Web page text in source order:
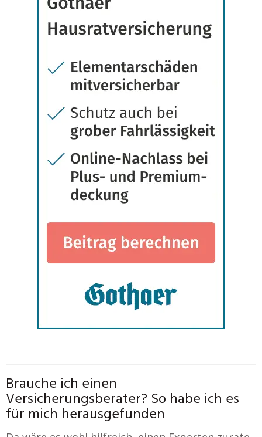
Brauche ich einen
Versicherungsberater? So habe ich es
für mich herausgefunden